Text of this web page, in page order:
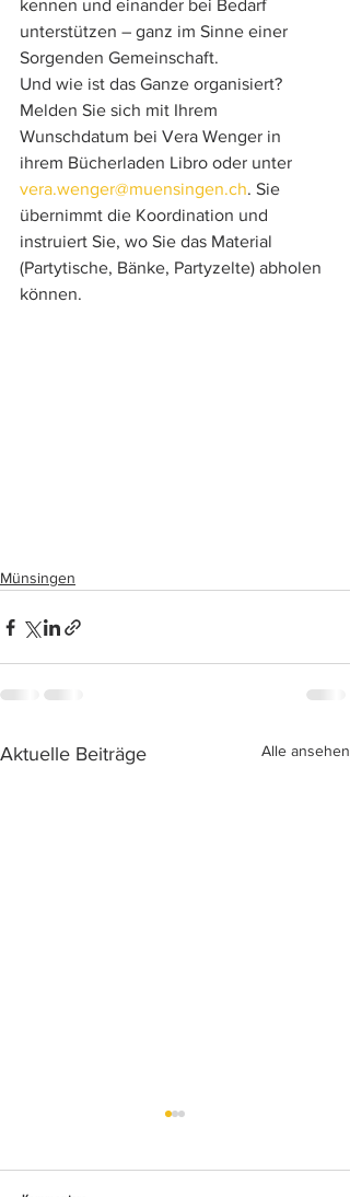
kennen und einander bei Bedarf
unterstützen – ganz im Sinne einer
Sorgenden Gemeinschaft.
Und wie ist das Ganze organisiert?
Melden Sie sich mit Ihrem
Wunschdatum bei Vera Wenger in
ihrem Bücherladen Libro oder unter
vera.wenger@muensingen.ch. Sie
übernimmt die Koordination und
instruiert Sie, wo Sie das Material
(Partytische, Bänke, Partyzelte) abholen
können.
Münsingen
Aktuelle Beiträge Alle ansehen